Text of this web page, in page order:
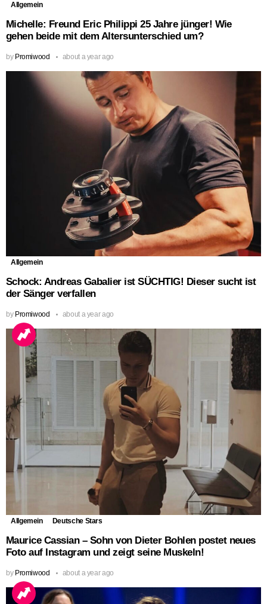
Allgemein
Michelle: Freund Eric Philippi 25 Jahre jünger! Wie
gehen beide mit dem Altersunterschied um?
by Promiwood about a year ago
Allgemein
Schock: Andreas Gabalier ist SÜCHTIG! Dieser sucht ist
der Sänger verfallen
by Promiwood about a year ago
Allgemein Deutsche Stars
Maurice Cassian – Sohn von Dieter Bohlen postet neues
Foto auf Instagram und zeigt seine Muskeln!
by Promiwood about a year ago